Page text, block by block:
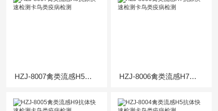
HZJ-8007禽类流感H5抗原快速检测卡鸟类疫病检测 HZJ-8006禽类流感H7抗原快速检测卡鸟类疫病检测